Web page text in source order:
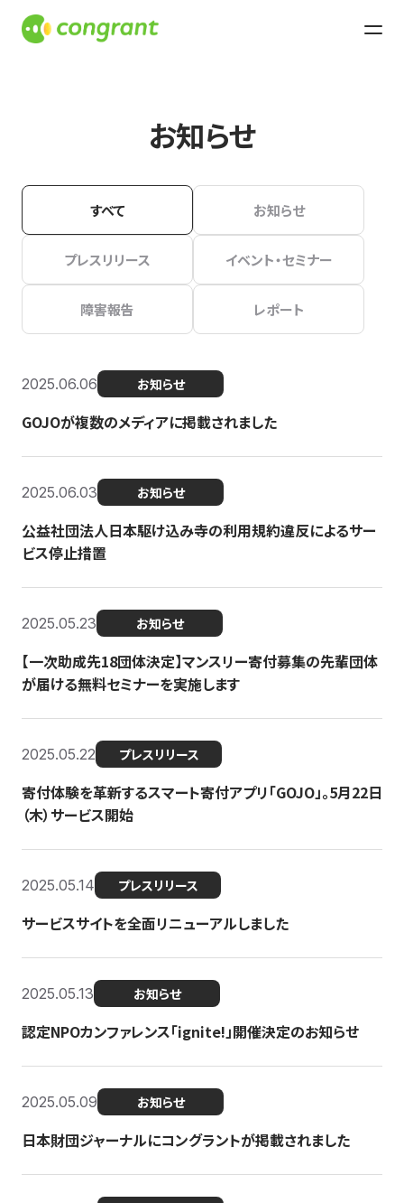
お知らせ
すべて お知らせ
プレスリリース イベント・セミナー
障害報告 レポート
2025.06.06 お知らせ
GOJOが複数のメディアに掲載されました
2025.06.03 お知らせ
公益社団法人日本駆け込み寺の利用規約違反によるサー
ビス停止措置
2025.05.23 お知らせ
【一次助成先18団体決定】マンスリー寄付募集の先輩団体
が届ける無料セミナーを実施します
2025.05.22 プレスリリース
寄付体験を革新するスマート寄付アプリ「GOJO」。5月22日
（木）サービス開始
2025.05.14 プレスリリース
サービスサイトを全面リニューアルしました
2025.05.13 お知らせ
認定NPOカンファレンス「ignite!」開催決定のお知らせ
2025.05.09 お知らせ
日本財団ジャーナルにコングラントが掲載されました